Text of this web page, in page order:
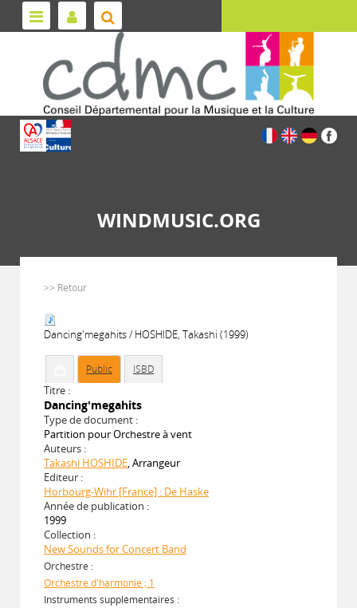
WINDMUSIC.ORG
>> Retour
Dancing'megahits / HOSHIDE, Takashi (1999)
Public ISBD
Titre :
Dancing'megahits
Type de document :
Partition pour Orchestre à vent
Auteurs :
Takashi HOSHIDE, Arrangeur
Editeur :
Horbourg-Wihr [France] : De Haske
Année de publication :
1999
Collection :
New Sounds for Concert Band
Orchestre :
Orchestre d'harmonie ; 1
Instruments supplémentaires :